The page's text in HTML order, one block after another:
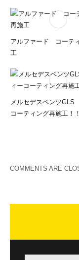
アルファード コーテ
工
メルセデスベンツ
コーティング再施工！！
COMMENTS ARE